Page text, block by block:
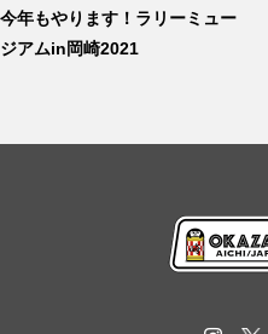
今年もやります！ラリーミュー
ジアムin岡崎2021